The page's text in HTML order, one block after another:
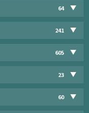
64
241
605
23
60